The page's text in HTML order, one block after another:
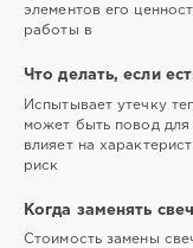
элементов его
работы в
Что делать, если
Испытывает утечку
может быть повод для
влияет на
риск
Когда заменять
Стоимость замены